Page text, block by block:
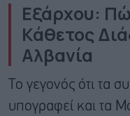
Εξάρχου:
Κάθετος
Αλβανία
Το γεγονός ότι τα
υπογραφεί και τα